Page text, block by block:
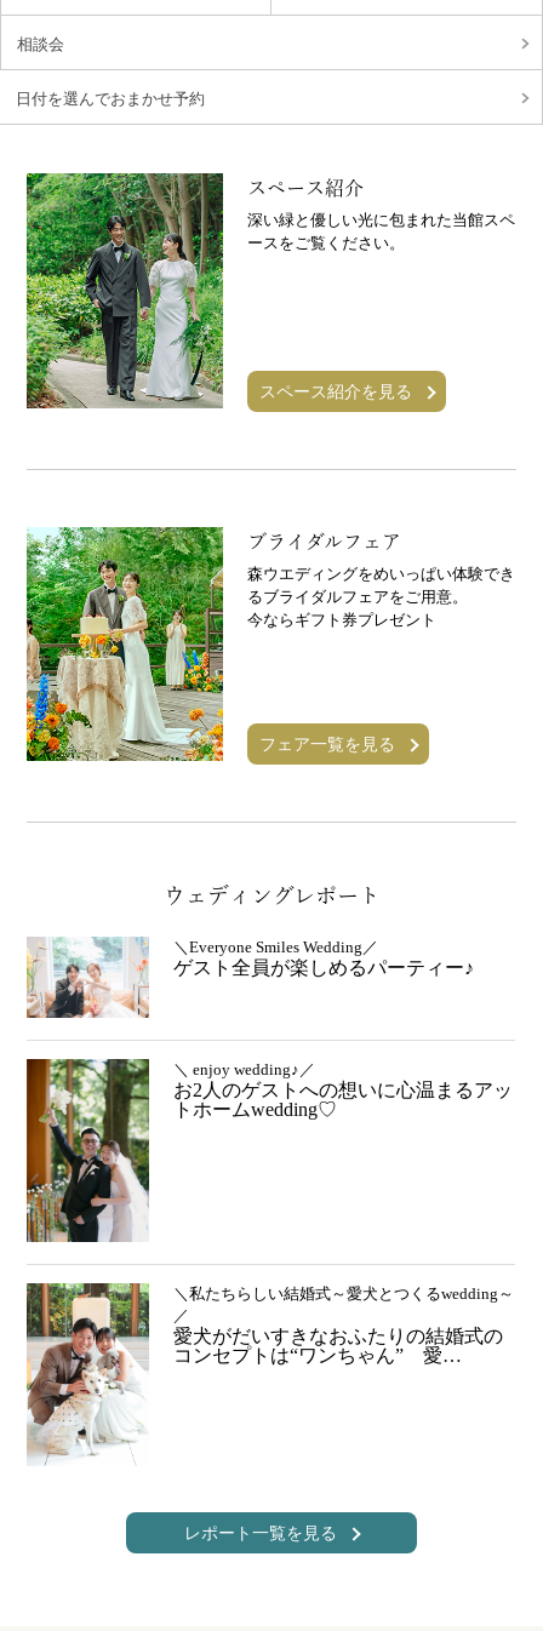
相談会
日付を選んでおまかせ予約
スペース紹介
深い緑と優しい光に包まれた当館スペ
ースをご覧ください。
スペース紹介を見る
ブライダルフェア
森ウエディングをめいっぱい体験でき
るブライダルフェアをご用意。
今ならギフト券プレゼント
フェア一覧を見る
ウェディングレポート
＼Everyone Smiles Wedding／
ゲスト全員が楽しめるパーティー♪
＼ enjoy wedding♪／
お2人のゲストへの想いに心温まるアッ
トホームwedding♡
＼私たちらしい結婚式～愛犬とつくるwedding～
／
愛犬がだいすきなおふたりの結婚式の
コンセプトは“ワンちゃん” 愛…
レポート一覧を見る